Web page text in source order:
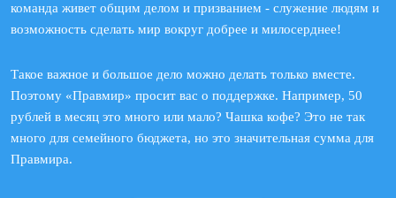
команда живет общим делом и призванием - служение людям и
возможность сделать мир вокруг добрее и милосерднее!
Такое важное и большое дело можно делать только вместе.
Поэтому «Правмир» просит вас о поддержке. Например, 50
рублей в месяц это много или мало? Чашка кофе? Это не так
много для семейного бюджета, но это значительная сумма для
Правмира.